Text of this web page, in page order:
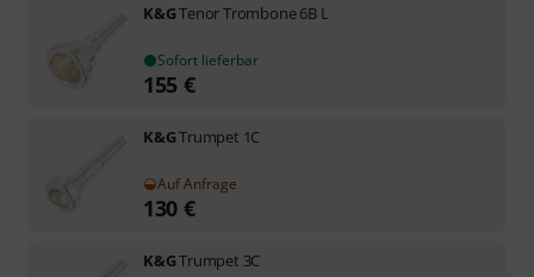
K&GTenor Trombone 6B L
Sofort lieferbar
155 €
K&GTrumpet 1C
Auf Anfrage
130 €
K&GTrumpet 3C